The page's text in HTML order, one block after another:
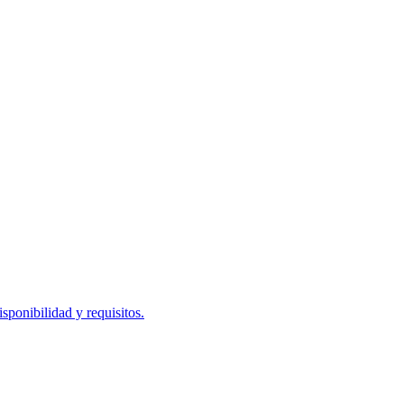
y requisitos.